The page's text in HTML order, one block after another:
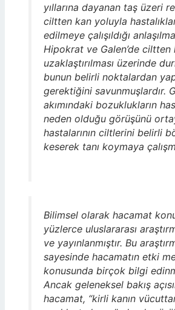
yıllarına dayanan taş üzeri
ciltten kan yoluyla
edilmeye çalışıldığı
Hipokrat ve Galen’de ciltten
uzaklaştırılması üzerinde
bunun belirli noktalardan
gerektiğini savunmuşlardır.
akımındaki bozuklukların
neden olduğu görüşünü
hastalarının ciltlerini belirli
keserek tanı koymaya
Bilimsel olarak hacamat
yüzlerce uluslararası
ve yayınlanmıştır. Bu
sayesinde hacamatın etki
konusunda birçok bilgi
Ancak geleneksel bakış
hacamat, “kirli kanın